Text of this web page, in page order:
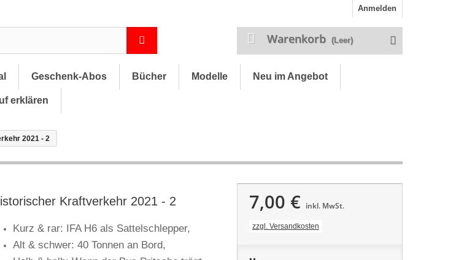
Anmelden
Warenkorb (Leer)
Geschenk-Abos Bücher Modelle Neu im Angebot
erklären
2021 - 2
Kraftverkehr 2021 - 2
Kurz & rar: IFA H6 als Sattelschlepper,
Alt & schwer: 40 Tonnen an Bord,
7,00 € inkl. MwSt.
zzgl. Versandkosten